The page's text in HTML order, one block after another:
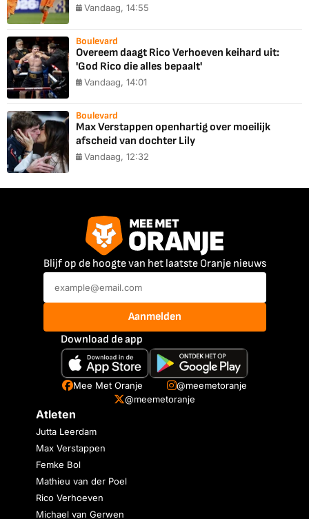
Vandaag, 14:55
Boulevard
Overeem daagt Rico Verhoeven keihard uit:
'God Rico die alles bepaalt'
Vandaag, 14:01
Boulevard
Max Verstappen openhartig over moeilijk
afscheid van dochter Lily
Vandaag, 12:32
Blijf op de hoogte van het laatste Oranje nieuws
Aanmelden
Download de app
Mee Met Oranje
@meemetoranje
@meemetoranje
Atleten
Jutta Leerdam
Max Verstappen
Femke Bol
Mathieu van der Poel
Rico Verhoeven
Michael van Gerwen